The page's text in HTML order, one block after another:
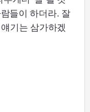
들이 하더라. 잘
기는 삼가하겠